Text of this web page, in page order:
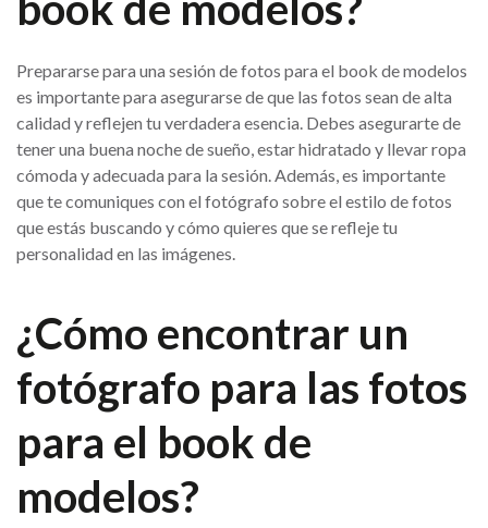
Prepararse para una sesión de fotos para el book de modelos
es importante para asegurarse de que las fotos sean de alta
calidad y reflejen tu verdadera esencia. Debes asegurarte de
tener una buena noche de sueño, estar hidratado y llevar ropa
cómoda y adecuada para la sesión. Además, es importante
que te comuniques con el fotógrafo sobre el estilo de fotos
que estás buscando y cómo quieres que se refleje tu
personalidad en las imágenes.
¿Cómo encontrar un
fotógrafo para las fotos
para el book de
modelos?